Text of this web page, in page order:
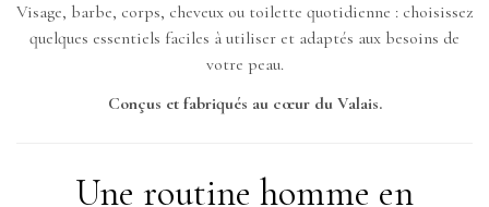
Visage, barbe, corps, cheveux ou toilette quotidienne : choisissez
quelques essentiels faciles à utiliser et adaptés aux besoins de
votre peau.
Conçus et fabriqués au cœur du Valais.
Une routine homme en